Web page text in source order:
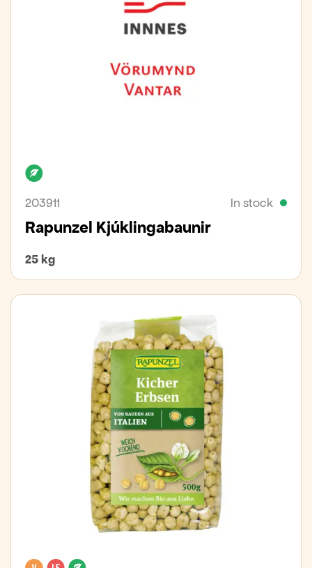
203911 In stock
Rapunzel Kjúklingabaunir
25 kg